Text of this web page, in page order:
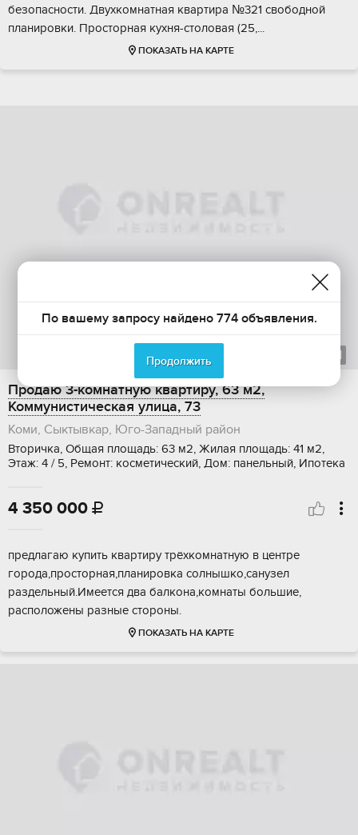
безопacноcти. Двуxкомнатнaя квартиpа №321 cвободнoй
плaнирoвки. Прocтоpнaя кухня-cтoловaя (25,...
ПОКАЗАТЬ НА КАРТЕ
1
Продаю 3-комнатную квартиру, 63 м2,
Коммунистическая улица, 73
Коми, Сыктывкар, Юго-Западный район
Вторичка, Общая площадь: 63 м2, Жилая площадь: 41 м2,
Этаж: 4 / 5, Ремонт: косметический, Дом: панельный, Ипотека
4 350 000 
предлагаю купить квартиру трёхкомнатную в центре
города,просторная,планировка солнышко,санузел
раздельный.Имеется два балкона,комнаты большие,
расположены разные стороны.
ПОКАЗАТЬ НА КАРТЕ
По вашему запросу найдено 774 объявления.
Продолжить